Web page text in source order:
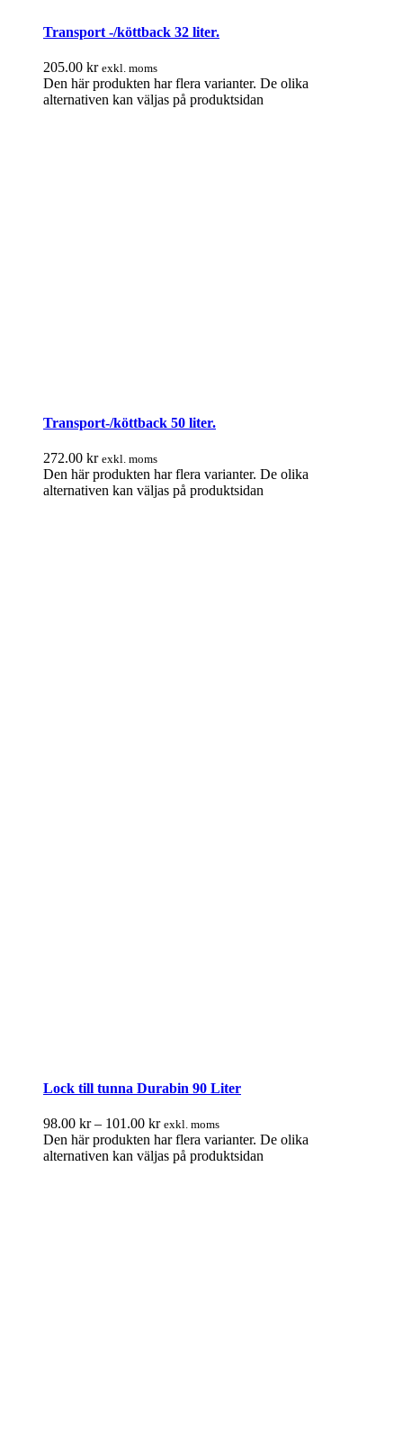
Transport -/köttback 32 liter.
205.00 kr exkl. moms
Den här produkten har flera varianter. De olika
alternativen kan väljas på produktsidan
Transport-/köttback 50 liter.
272.00 kr exkl. moms
Den här produkten har flera varianter. De olika
alternativen kan väljas på produktsidan
Lock till tunna Durabin 90 Liter
98.00 kr– 101.00 kr exkl. moms
Den här produkten har flera varianter. De olika
alternativen kan väljas på produktsidan